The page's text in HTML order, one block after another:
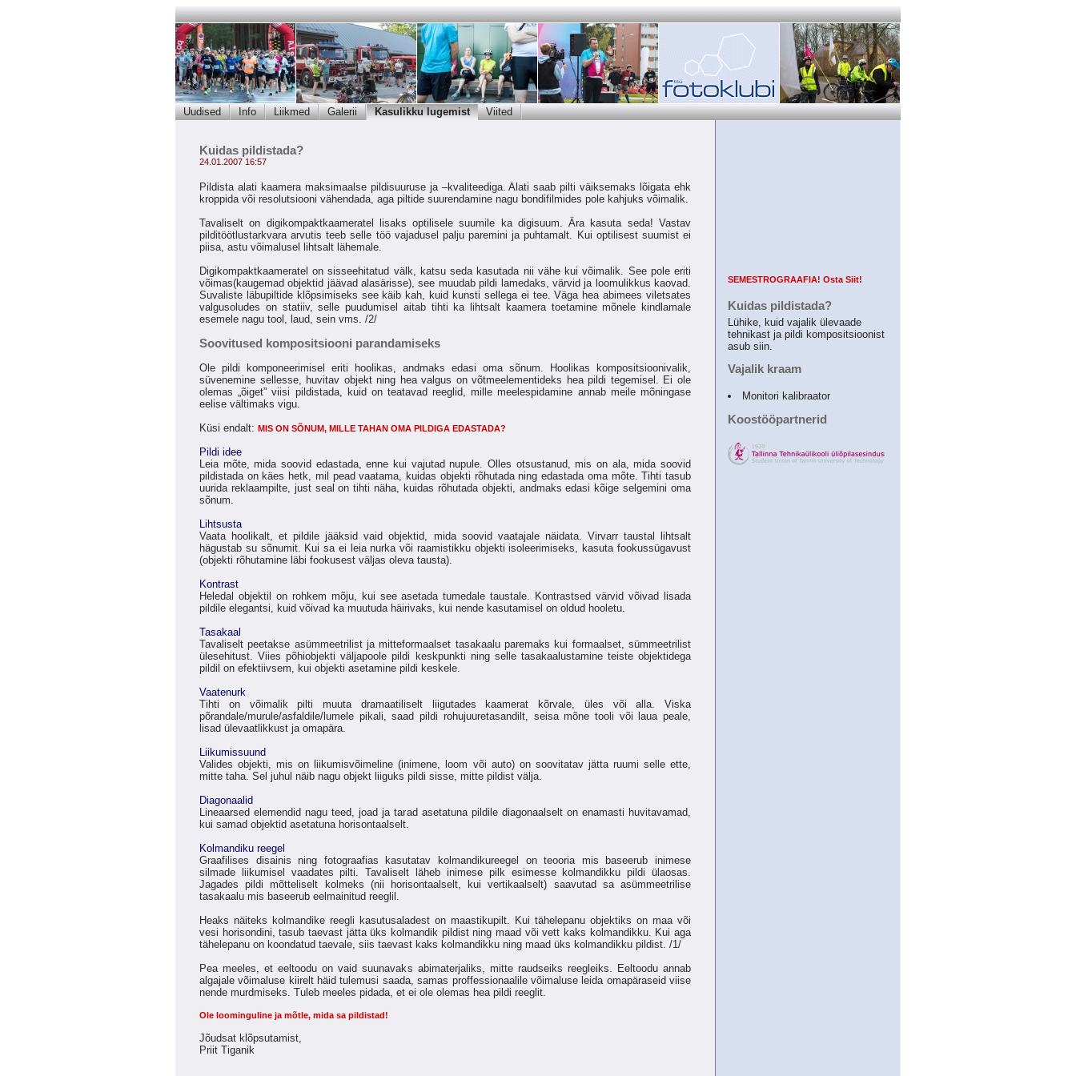
Uudised Info Liikmed Galerii Kasulikku lugemist Viited
Kuidas pildistada?
24.01.2007 16:57
Pildista alati kaamera maksimaalse pildisuuruse ja –kvaliteediga. Alati saab pilti väiksemaks lõigata ehk
kroppida või resolutsiooni vähendada, aga piltide suurendamine nagu bondifilmides pole kahjuks võimalik.
Tavaliselt on digikompaktkaameratel lisaks optilisele suumile ka digisuum. Ära kasuta seda! Vastav
pilditöötlustarkvara arvutis teeb selle töö vajadusel palju paremini ja puhtamalt. Kui optilisest suumist ei
piisa, astu võimalusel lihtsalt lähemale.
Digikompaktkaameratel on sisseehitatud välk, katsu seda kasutada nii vähe kui võimalik. See pole eriti
võimas(kaugemad objektid jäävad alasärisse), see muudab pildi lamedaks, värvid ja loomulikkus kaovad.
Suvaliste läbupiltide klõpsimiseks see käib kah, kuid kunsti sellega ei tee. Väga hea abimees viletsates
valgusoludes on statiiv, selle puudumisel aitab tihti ka lihtsalt kaamera toetamine mõnele kindlamale
esemele nagu tool, laud, sein vms. /2/
Soovitused kompositsiooni parandamiseks
Ole pildi komponeerimisel eriti hoolikas, andmaks edasi oma sõnum. Hoolikas kompositsioonivalik,
süvenemine sellesse, huvitav objekt ning hea valgus on võtmeelementideks hea pildi tegemisel. Ei ole
olemas „õiget” viisi pildistada, kuid on teatavad reeglid, mille meelespidamine annab meile mõningase
eelise vältimaks vigu.
Küsi endalt: MIS ON SÕNUM, MILLE TAHAN OMA PILDIGA EDASTADA?
Pildi idee
Leia mõte, mida soovid edastada, enne kui vajutad nupule. Olles otsustanud, mis on ala, mida soovid
pildistada on käes hetk, mil pead vaatama, kuidas objekti rõhutada ning edastada oma mõte. Tihti tasub
uurida reklaampilte, just seal on tihti näha, kuidas rõhutada objekti, andmaks edasi kõige selgemini oma
sõnum.
Lihtsusta
Vaata hoolikalt, et pildile jääksid vaid objektid, mida soovid vaatajale näidata. Virvarr taustal lihtsalt
hägustab su sõnumit. Kui sa ei leia nurka või raamistikku objekti isoleerimiseks, kasuta fookussügavust
(objekti rõhutamine läbi fookusest väljas oleva tausta).
Kontrast
Heledal objektil on rohkem mõju, kui see asetada tumedale taustale. Kontrastsed värvid võivad lisada
pildile elegantsi, kuid võivad ka muutuda häirivaks, kui nende kasutamisel on oldud hooletu.
Tasakaal
Tavaliselt peetakse asümmeetrilist ja mitteformaalset tasakaalu paremaks kui formaalset, sümmeetrilist
ülesehitust. Viies põhiobjekti väljapoole pildi keskpunkti ning selle tasakaalustamine teiste objektidega
pildil on efektiivsem, kui objekti asetamine pildi keskele.
Vaatenurk
Tihti on võimalik pilti muuta dramaatiliselt liigutades kaamerat kõrvale, üles või alla. Viska
põrandale/murule/asfaldile/lumele pikali, saad pildi rohujuuretasandilt, seisa mõne tooli või laua peale,
lisad ülevaatlikkust ja omapära.
Liikumissuund
Valides objekti, mis on liikumisvõimeline (inimene, loom või auto) on soovitatav jätta ruumi selle ette,
mitte taha. Sel juhul näib nagu objekt liiguks pildi sisse, mitte pildist välja.
Diagonaalid
Lineaarsed elemendid nagu teed, joad ja tarad asetatuna pildile diagonaalselt on enamasti huvitavamad,
kui samad objektid asetatuna horisontaalselt.
Kolmandiku reegel
Graafilises disainis ning fotograafias kasutatav kolmandikureegel on teooria mis baseerub inimese
silmade liikumisel vaadates pilti. Tavaliselt läheb inimese pilk esimesse kolmandikku pildi ülaosas.
Jagades pildi mõtteliselt kolmeks (nii horisontaalselt, kui vertikaalselt) saavutad sa asümmeetrilise
tasakaalu mis baseerub eelmainitud reeglil.
Heaks näiteks kolmandike reegli kasutusaladest on maastikupilt. Kui tähelepanu objektiks on maa või
vesi horisondini, tasub taevast jätta üks kolmandik pildist ning maad või vett kaks kolmandikku. Kui aga
tähelepanu on koondatud taevale, siis taevast kaks kolmandikku ning maad üks kolmandikku pildist. /1/
Pea meeles, et eeltoodu on vaid suunavaks abimaterjaliks, mitte raudseiks reegleiks. Eeltoodu annab
algajale võimaluse kiirelt häid tulemusi saada, samas proffessionaalile võimaluse leida omapäraseid viise
nende murdmiseks. Tuleb meeles pidada, et ei ole olemas hea pildi reeglit.
Ole loominguline ja mõtle, mida sa pildistad!
Jõudsat klõpsutamist,
Priit Tiganik
SEMESTROGRAAFIA! Osta Siit!
Kuidas pildistada?
Lühike, kuid vajalik ülevaade
tehnikast ja pildi kompositsioonist
asub siin.
Vajalik kraam
Monitori kalibraator
Koostööpartnerid